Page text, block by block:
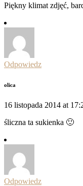
Piękny klimat zdjęć,
Odpowiedz
olica
16 listopada 2014 at
śliczna ta sukienka 🙂
Odpowiedz